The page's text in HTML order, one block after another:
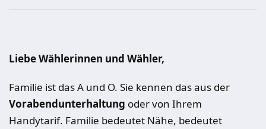
Liebe Wählerinnen und Wähler,
Familie ist das A und O. Sie kennen das aus der
Vorabendunterhaltung oder von Ihrem
Handytarif. Familie bedeutet Nähe, bedeutet